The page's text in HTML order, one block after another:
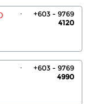
.
+603 - 9769
4120
.
+603 - 9769
4990